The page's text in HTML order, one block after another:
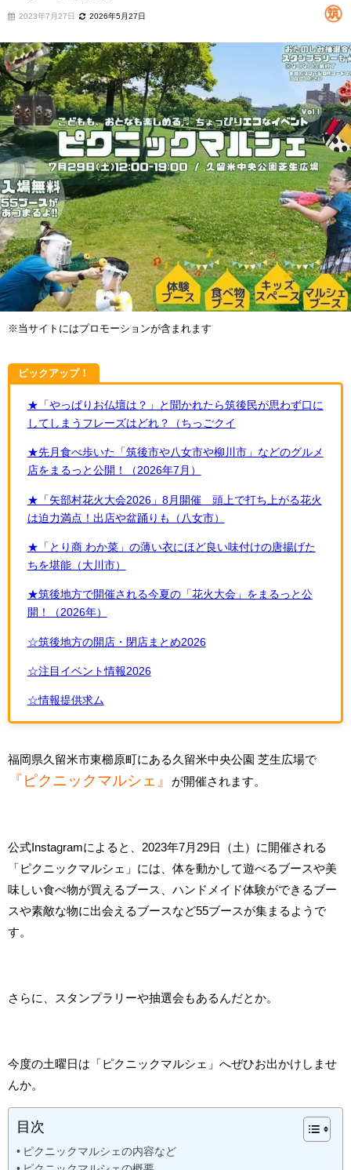
2023年7月27日 2026年5月27日
※当サイトにはプロモーションが含まれます
ピックアップ！
★「やっぱりお仏壇は？」と聞かれたら筑後民が思わず口に
してしまうフレーズはどれ？（ちっごクイ
★先月食べ歩いた「筑後市や八女市や柳川市」などのグルメ
店をまるっと公開！（2026年7月）
★「矢部村花火大会2026」8月開催 頭上で打ち上がる花火
は迫力満点！出店や盆踊りも（八女市）
★「とり商 わか菜」の薄い衣にほど良い味付けの唐揚げた
ちを堪能（大川市）
★筑後地方で開催される今夏の「花火大会」をまるっと公
開！（2026年）
☆筑後地方の開店・閉店まとめ2026
☆注目イベント情報2026
☆情報提供求ム
福岡県久留米市東櫛原町にある久留米中央公園 芝生広場で
『ピクニックマルシェ』 が開催されます。
公式Instagramによると、2023年7月29日（土）に開催される
「ピクニックマルシェ」には、体を動かして遊べるブース⁡や美
味しい食べ物が買えるブース、ハンドメイド体験ができるブー
スや素敵な物に出会えるブース⁡⁡など55ブースが集まるようで
す。
さらに、スタンプラリーや抽選会もあるんだとか。
今度の土曜日は「ピクニックマルシェ」へぜひお出かけしませ
んか。
目次
ピクニックマルシェの内容など